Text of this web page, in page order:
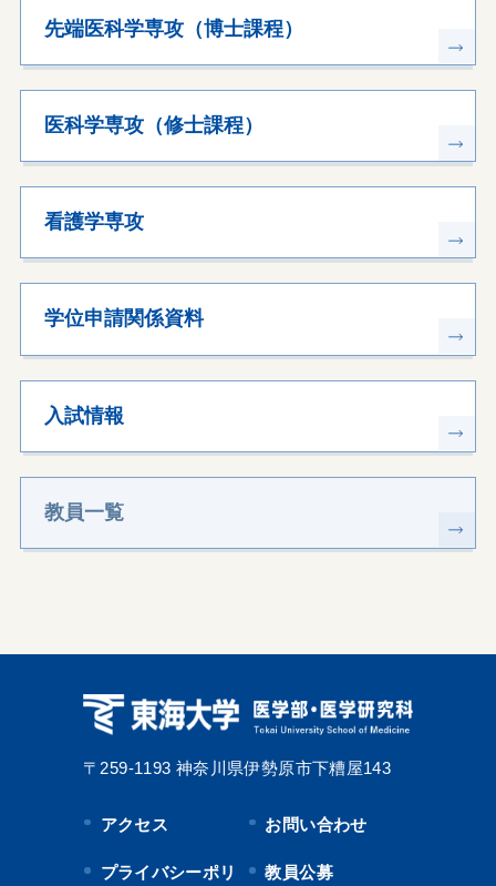
先端医科学専攻（博士課程）
医科学専攻（修士課程）
看護学専攻
学位申請関係資料
入試情報
教員一覧
〒259-1193 神奈川県伊勢原市下糟屋143
アクセス お問い合わせ
プライバシーポリ
教員公募